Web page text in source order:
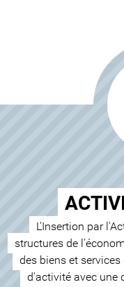
L'Insertion par
structures de
des biens et
d'activité avec une